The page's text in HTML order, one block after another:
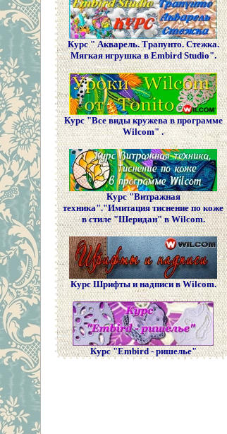
Курс " Акварель. Трапунто. Стежка.
Мягкая игрушка в Embird Studio".
Курс "Все виды кружева в программе
Wilcom" .
Курс "Витражная
техника"."Имитация тиснение по коже
в стиле "Шеридан" в Wilcom.
Курс Шрифты и надписи в Wilcom.
Курс "Embird - ришелье"